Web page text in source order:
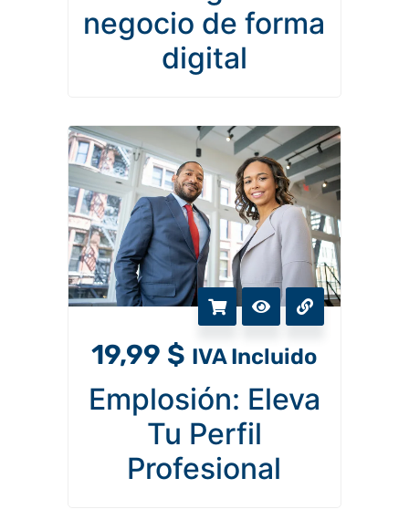
negocio de forma
digital
19,99 $ IVA Incluido
Emplosión: Eleva
Tu Perfil
Profesional